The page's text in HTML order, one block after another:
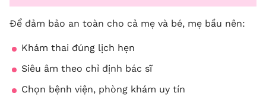
Để đảm bảo an toàn cho cả mẹ và bé, mẹ bầu nên:
Khám thai đúng lịch hẹn
Siêu âm theo chỉ định bác sĩ
Chọn bệnh viện, phòng khám uy tín